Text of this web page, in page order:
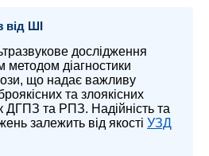
від ШІ
дослідження
діагностики
що надає важливу
та злоякісних
ДГПЗ та РПЗ. Надійність та
залежить від якості УЗД